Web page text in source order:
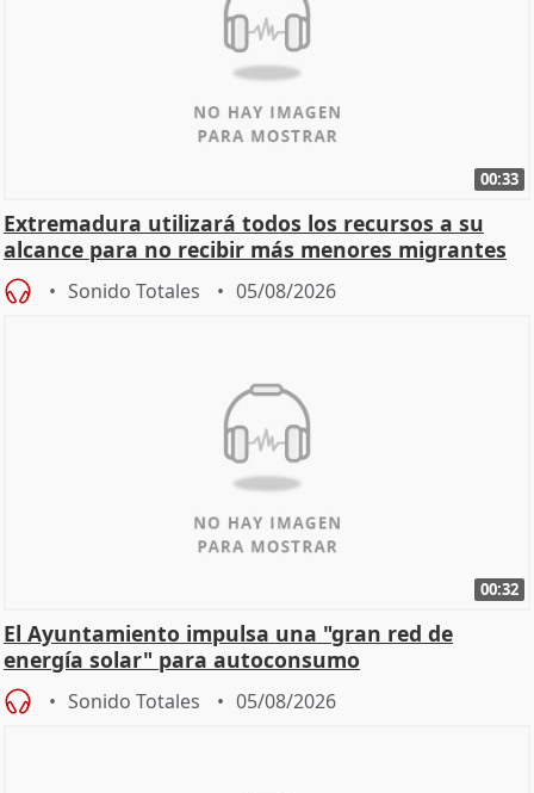
00:33
Extremadura utilizará todos los recursos a su
alcance para no recibir más menores migrantes
Sonido Totales 05/08/2026
00:32
El Ayuntamiento impulsa una "gran red de
energía solar" para autoconsumo
Sonido Totales 05/08/2026